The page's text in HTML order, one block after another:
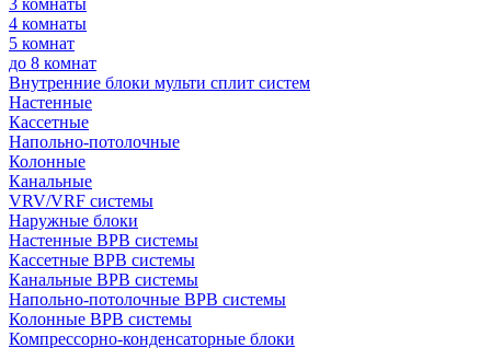
3 комнаты
4 комнаты
5 комнат
до 8 комнат
Внутренние блоки мульти сплит систем
Настенные
Кассетные
Напольно-потолочные
Колонные
Канальные
VRV/VRF системы
Наружные блоки
Настенные ВРВ системы
Кассетные ВРВ системы
Канальные ВРВ системы
Напольно-потолочные ВРВ системы
Колонные ВРВ системы
Компрессорно-конденсаторные блоки